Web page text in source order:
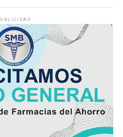
fortalecer la alimentación
personas beneficiarias que las
jueves 6 y viernes 7 de
sedes, horarios y localidades
a través de los
cuya institución refrenda su
manera cercana con la
con trabajo, resultados y
de Fortín